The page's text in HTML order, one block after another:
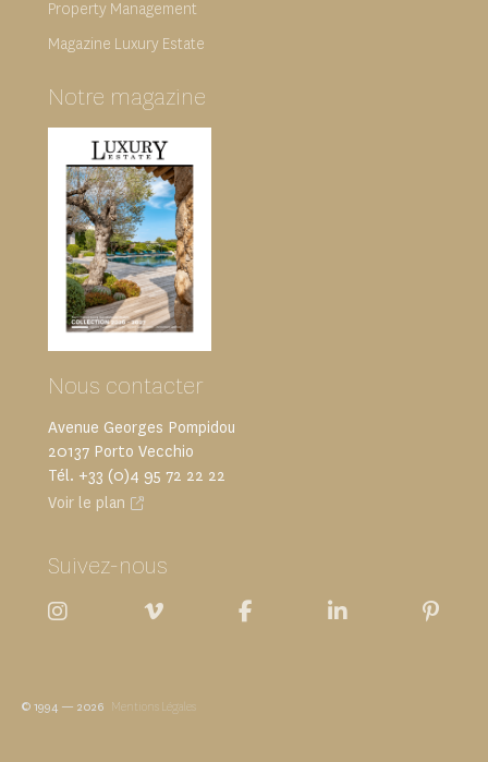
Property Management
Magazine Luxury Estate
Notre magazine
Nous contacter
Avenue Georges Pompidou
20137 Porto Vecchio
Tél. +33 (0)4 95 72 22 22
Voir le plan
Suivez-nous
© 1994 — 2026 Mentions Légales